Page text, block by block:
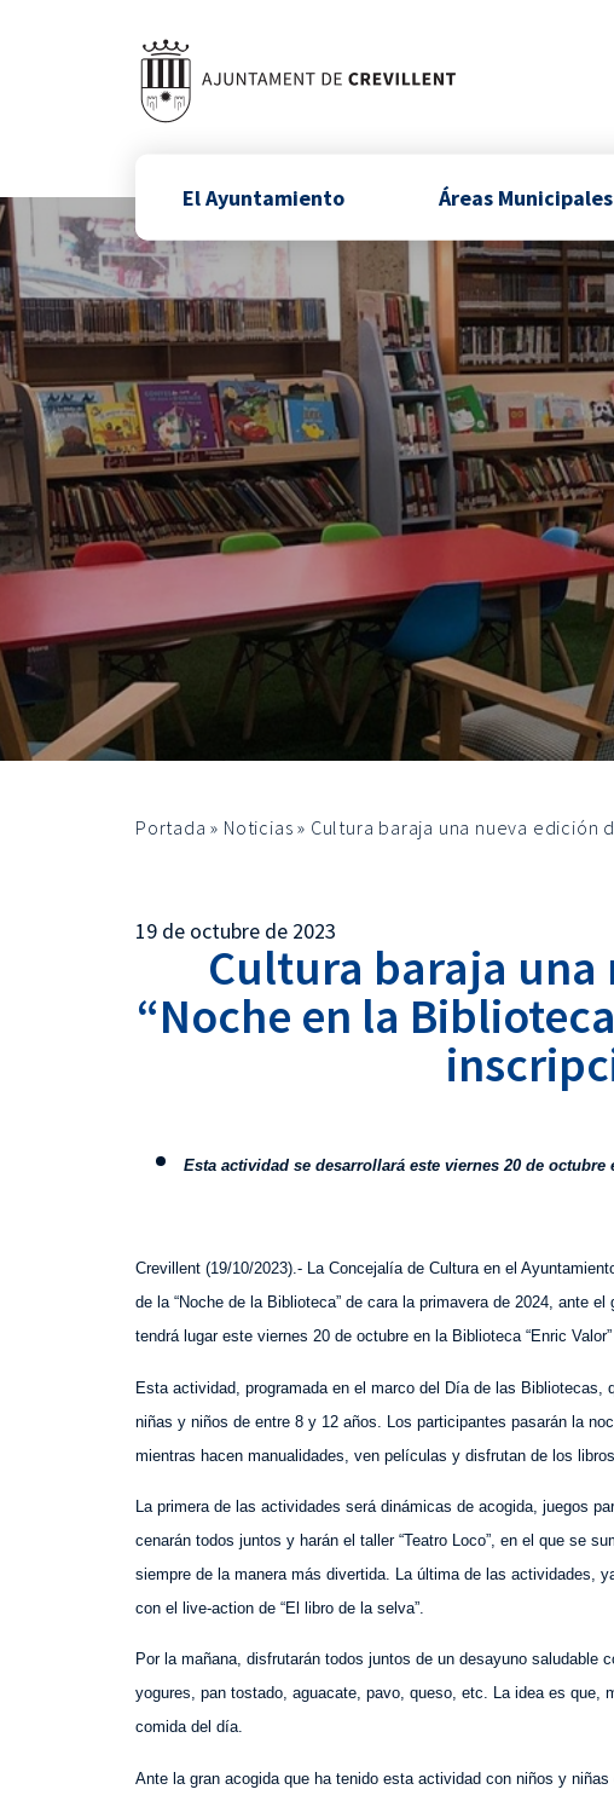
El Ayuntamiento Áreas Municipales
Portada » Noticias » Cultura baraja una nueva edición
19 de octubre de 2023
Cultura baraja una
“Noche en la
Esta actividad se desarrollará este viernes 20 de
Crevillent (19/10/2023).- La Concejalía de Cultura en el
de la “Noche de la Biblioteca” de cara la primavera de 2024, ante el
tendrá lugar este viernes 20 de octubre en la Biblioteca “Enric Valor”
Esta actividad, programada en el marco del Día de las Bibliotecas,
niñas y niños de entre 8 y 12 años. Los participantes pasarán la
mientras hacen manualidades, ven películas y disfrutan de los
La primera de las actividades será dinámicas de acogida, juegos
cenarán todos juntos y harán el taller “Teatro Loco”, en el que se
siempre de la manera más divertida. La última de las actividades,
con el live-action de “El libro de la selva”.
Por la mañana, disfrutarán todos juntos de un desayuno
yogures, pan tostado, aguacate, pavo, queso, etc. La idea es que,
comida del día.
Ante la gran acogida que ha tenido esta actividad con niños y niñas